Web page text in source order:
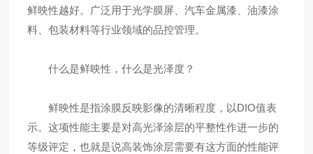
鲜映性越好。广泛用于光学膜屏、汽车金属漆、油漆涂
料、包装材料等行业领域的品控管理。
什么是鲜映性，什么是光泽度？
鲜映性是指涂膜反映影像的清晰程度，以DIO值表
示。这项性能主要是对高光泽涂层的平整性作进一步的
等级评定，也就是说高装饰涂层需要有这方面的性能评